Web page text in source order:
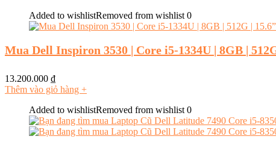
Added to wishlistRemoved from wishlist 0
Mua Dell Inspiron 3530 | Core i5-1334U | 8GB |
13.200.000 ₫
Thêm vào giỏ hàng +
Added to wishlistRemoved from wishlist 0